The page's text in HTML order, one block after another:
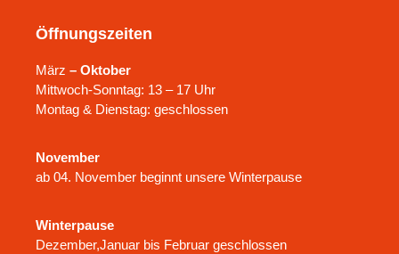
Öffnungszeiten
März – Oktober
Mittwoch-Sonntag: 13 – 17 Uhr
Montag & Dienstag: geschlossen
November
ab 04. November beginnt unsere Winterpause
Winterpause
Dezember,Januar bis Februar geschlossen